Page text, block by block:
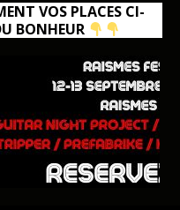
VOS PLACES CI-
BONHEUR